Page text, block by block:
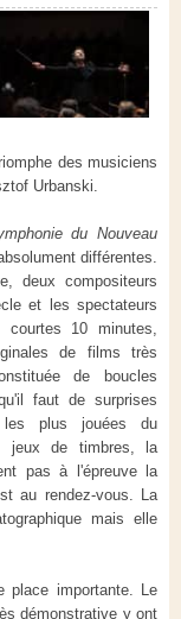
des musiciens
Urbanski.
du Nouveau
différentes.
deux compositeurs
et les spectateurs
10 minutes,
de films très
de boucles
faut de surprises
plus jouées du
jeux de timbres, la
pas à l'épreuve la
au rendez-vous. La
mais elle
place importante. Le
démonstrative y ont